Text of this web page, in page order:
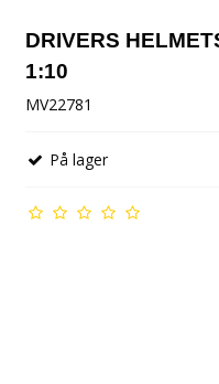
DRIVERS
1:10
MV22781
På lager